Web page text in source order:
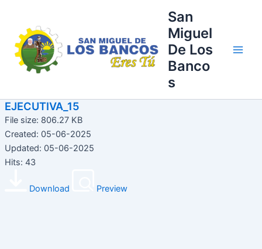
contenido
San
Miguel
De Los
Banco
s
EJECUTIVA_15
File size: 806.27 KB
Created: 05-06-2025
Updated: 05-06-2025
Hits: 43
Download Preview